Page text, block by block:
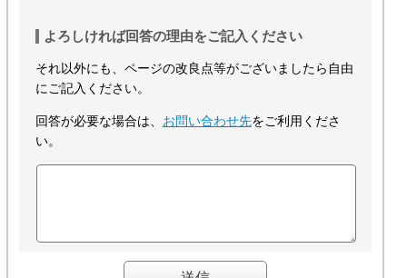
よろしければ回答の理由をご記入ください
それ以外にも、ページの改良点等がございましたら自由
にご記入ください。
回答が必要な場合は、 お問い合わせ先をご利用くださ
い。